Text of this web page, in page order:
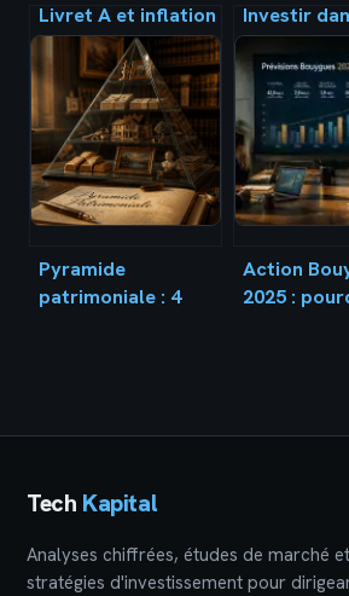
Livret A et inflation
: votre épargne est-
elle réellement
protégée ou en
train de fondre ?
Investir
montre : le
invisible
le prix de
par deux
Pyramide
patrimoniale : 4
Action
2025 :
Tech Kapital
Analyses chiffrées, études de marché et
stratégies d'investissement pour